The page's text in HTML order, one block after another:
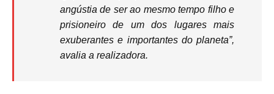
angústia de ser ao mesmo tempo filho e
prisioneiro de um dos lugares mais
exuberantes e importantes do planeta”,
avalia a realizadora.